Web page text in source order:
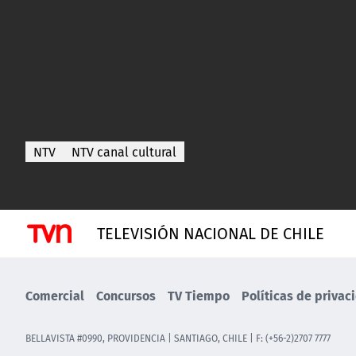
NTV NTV canal cultural
TELEVISIÓN NACIONAL DE CHILE
Comercial Concursos TV Tiempo Políticas de
BELLAVISTA #0990, PROVIDENCIA | SANTIAGO, CHILE | F: (+56-2)2707 7777